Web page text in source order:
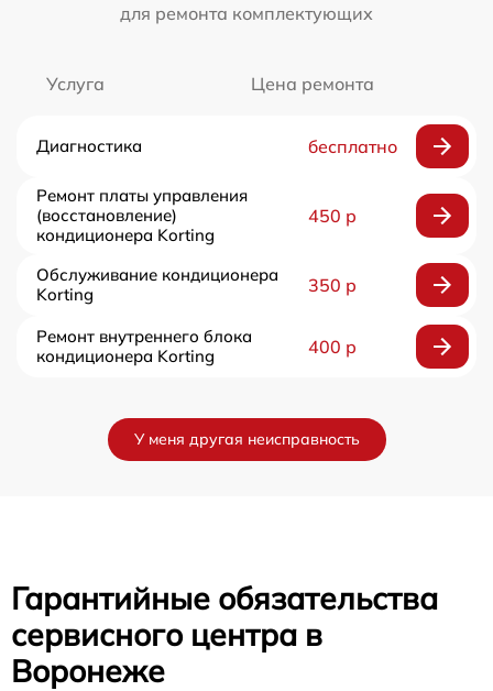
для ремонта комплектующих
Услуга Цена ремонта
Диагностика бесплатно
Ремонт платы управления
(восстановление)
кондиционера Korting
450 р
Обслуживание кондиционера
Korting
350 р
Ремонт внутреннего блока
кондиционера Korting
400 р
У меня другая неисправность
Гарантийные обязательства
сервисного центра в
Воронеже